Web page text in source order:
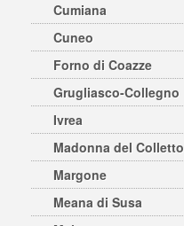
Cumiana
Cuneo
Forno di Coazze
Grugliasco-Collegno
Ivrea
Madonna del Colletto
Margone
Meana di Susa